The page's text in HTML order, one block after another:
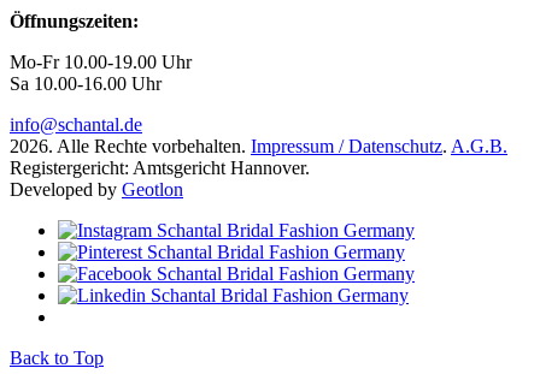
Öffnungszeiten:
Mo-Fr 10.00-19.00 Uhr
Sa 10.00-16.00 Uhr
info@schantal.de
2026. Alle Rechte vorbehalten. Impressum / Datenschutz. A.G.B.
Registergericht: Amtsgericht Hannover.
Developed by Geotlon
Back to Top